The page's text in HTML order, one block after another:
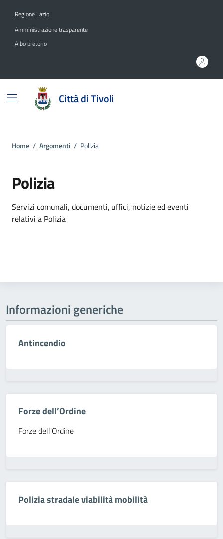
Regione Lazio
Amministrazione trasparente
Albo pretorio
Città di Tivoli
Home / Argomenti / Polizia
Polizia
Dettagli dell'argomento
Servizi comunali, documenti, uffici, notizie ed eventi
relativi a Polizia
Informazioni generiche
Antincendio
Forze dell’Ordine
Forze dell'Ordine
Polizia stradale viabilità mobilità